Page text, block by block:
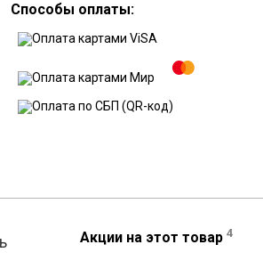
Способы оплаты:
Акции на этот товар 4